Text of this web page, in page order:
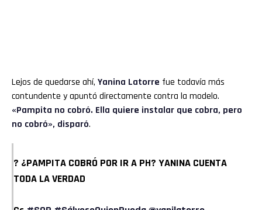
Lejos de quedarse ahí, Yanina Latorre fue todavía más
contundente y apuntó directamente contra la modelo.
«Pampita no cobró. Ella quiere instalar que cobra, pero
no cobró», disparó.
? ¿PAMPITA COBRÓ POR IR A PH? YANINA CUENTA
TODA LA VERDAD